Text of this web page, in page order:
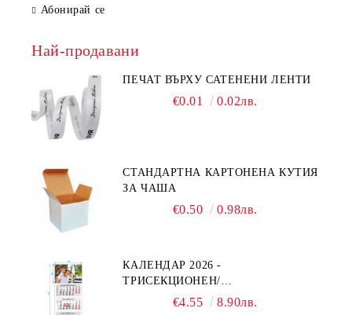
Абонирай се
Най-продавани
ПЕЧАТ ВЪРХУ САТЕНЕНИ ЛЕНТИ
€0.01 0.02лв.
СТАНДАРТНА КАРТОНЕНА КУТИЯ
ЗА ЧАША
€0.50 0.98лв.
КАЛЕНДАР 2026 -
ТРИСЕКЦИОНЕН/
ЕДНОСЕКЦИОНЕН
€4.55 8.90лв.